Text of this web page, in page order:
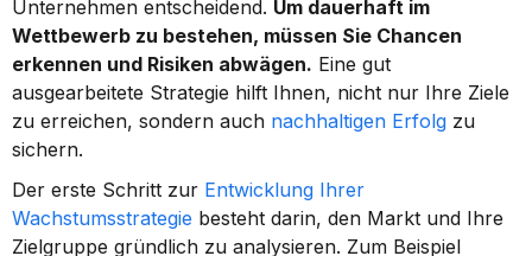
Unternehmen entscheidend. Um dauerhaft im
Wettbewerb zu bestehen, müssen Sie Chancen
erkennen und Risiken abwägen. Eine gut
ausgearbeitete Strategie hilft Ihnen, nicht nur Ihre Ziele
zu erreichen, sondern auch nachhaltigen Erfolg zu
sichern.
Der erste Schritt zur Entwicklung Ihrer
Wachstumsstrategie besteht darin, den Markt und Ihre
Zielgruppe gründlich zu analysieren. Zum Beispiel